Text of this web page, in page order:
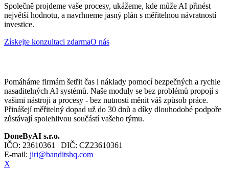
Společně projdeme vaše procesy, ukážeme, kde může AI přinést
největší hodnotu, a navrhneme jasný plán s měřitelnou návratností
investice.
Získejte konzultaci zdarmaO nás
Pomáháme firmám šetřit čas i náklady pomocí bezpečných a rychle
nasaditelných AI systémů. Naše moduly se bez problémů propojí s
vašimi nástroji a procesy - bez nutnosti měnit váš způsob práce.
Přinášejí měřitelný dopad už do 30 dnů a díky dlouhodobé podpoře
zůstávají spolehlivou součástí vašeho týmu.
DoneByAI s.r.o.
IČO: 23610361 | DIČ: CZ23610361
E-mail: jiri@banditshq.com
X